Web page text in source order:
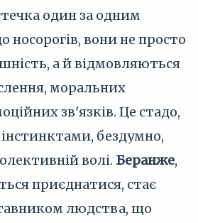
один за одним
носорогів, вони не просто
а й відмовляються
моральних
зв'язків. Це стадо,
бездумно,
волі. Беранже,
приєднатися, стає
людства, що